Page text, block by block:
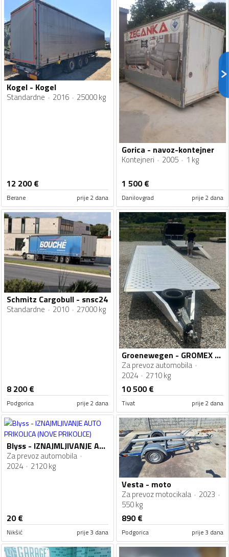
Kogel - Kogel
Standardne 2016 25000 kg
12 200€
Berane prije 2 dana
Gorica - navoz-kontejner
Kontejneri 2005 1 kg
1 500€
Danilovgrad prije 2 dana
Schmitz Cargobull - snsc24
Standardne 2010 27000 kg
8 200€
Podgorica prije 2 dana
Groenewegen - GROMEX L 3
Za prevoz automobila
2024
2710 kg
10 500€
Tivat prije 2 dana
Blyss - IZNAJMLJIVANJE AUTO PRIKOLICA (NOVE PRIKOLICE)
Za prevoz automobila
2024
2120 kg
20€
Nikšić prije 3 dana
Vesta - moto
Za prevoz motocikala
2023
550 kg
890€
Podgorica prije 3 dana